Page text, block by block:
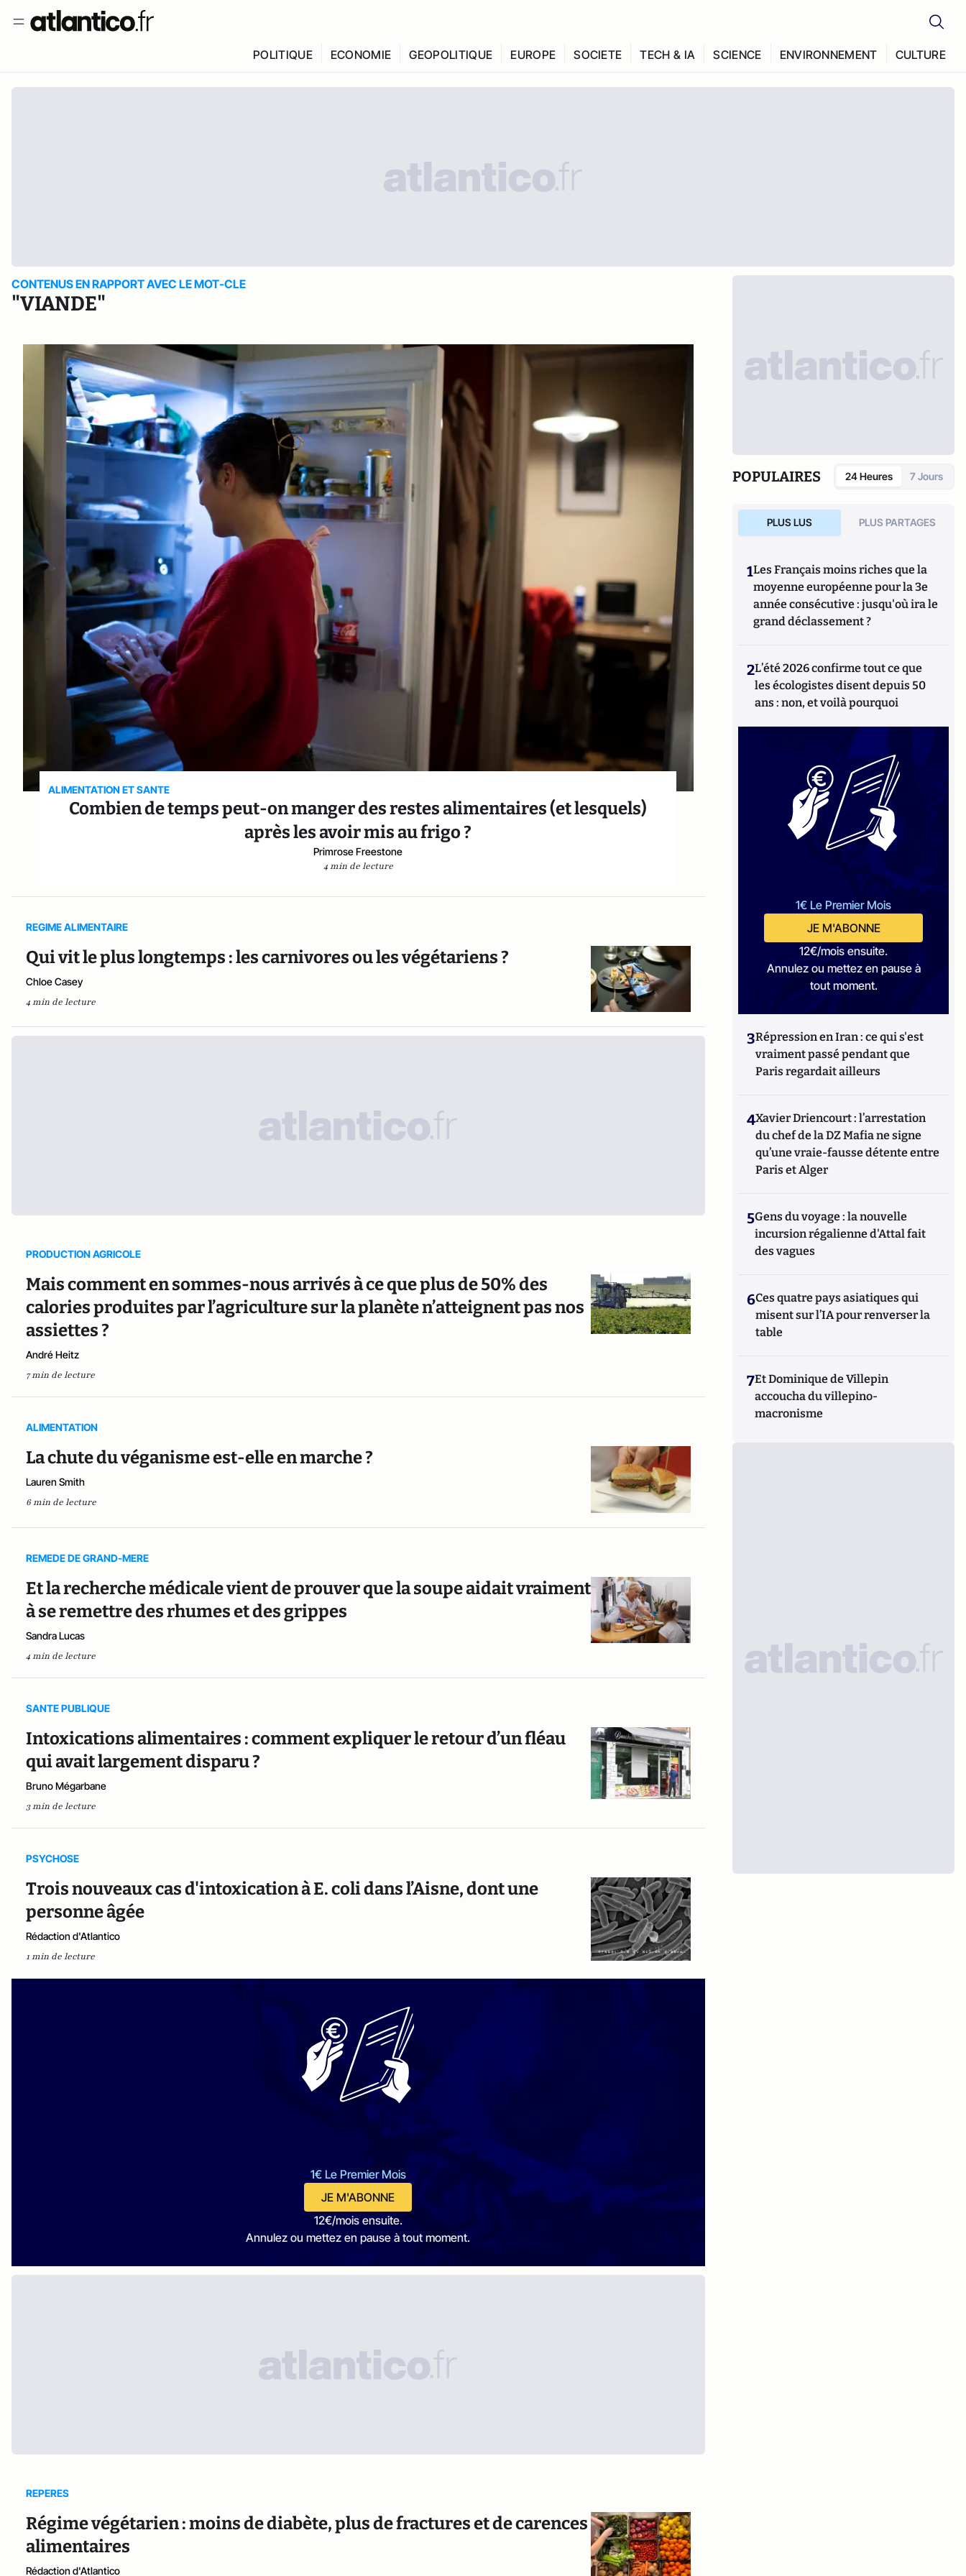
POLITIQUE ECONOMIE GEOPOLITIQUE EUROPE SOCIETE TECH & IA SCIENCE ENVIRONNEMENT CULTURE
CONTENUS EN RAPPORT AVEC LE MOT-CLE
"VIANDE"
ALIMENTATION ET SANTE
Combien de temps peut-on manger des restes alimentaires (et lesquels)
après les avoir mis au frigo ?
Primrose Freestone
4 min de lecture
REGIME ALIMENTAIRE
Qui vit le plus longtemps : les carnivores ou les végétariens ?
Chloe Casey
4 min de lecture
PRODUCTION AGRICOLE
Mais comment en sommes-nous arrivés à ce que plus de 50% des
calories produites par l’agriculture sur la planète n’atteignent pas nos
assiettes ?
André Heitz
7 min de lecture
ALIMENTATION
La chute du véganisme est-elle en marche ?
Lauren Smith
6 min de lecture
REMEDE DE GRAND-MERE
Et la recherche médicale vient de prouver que la soupe aidait vraiment
à se remettre des rhumes et des grippes
Sandra Lucas
4 min de lecture
SANTE PUBLIQUE
Intoxications alimentaires : comment expliquer le retour d’un fléau
qui avait largement disparu ?
Bruno Mégarbane
3 min de lecture
PSYCHOSE
Trois nouveaux cas d'intoxication à E. coli dans l’Aisne, dont une
personne âgée
Rédaction d'Atlantico
1 min de lecture
1€ Le Premier Mois
JE M'ABONNE
12€/mois ensuite.
Annulez ou mettez en pause à tout moment.
REPERES
Régime végétarien : moins de diabète, plus de fractures et de carences
alimentaires
Rédaction d'Atlantico
POPULAIRES 24 Heures 7 Jours
PLUS LUS PLUS PARTAGES
1Les Français moins riches que la
moyenne européenne pour la 3e
année consécutive : jusqu'où ira le
grand déclassement ?
2L’été 2026 confirme tout ce que
les écologistes disent depuis 50
ans : non, et voilà pourquoi
1€ Le Premier Mois
JE M'ABONNE
12€/mois ensuite.
Annulez ou mettez en pause à
tout moment.
3Répression en Iran : ce qui s'est
vraiment passé pendant que
Paris regardait ailleurs
4Xavier Driencourt : l’arrestation
du chef de la DZ Mafia ne signe
qu’une vraie-fausse détente entre
Paris et Alger
5Gens du voyage : la nouvelle
incursion régalienne d'Attal fait
des vagues
6Ces quatre pays asiatiques qui
misent sur l’IA pour renverser la
table
7Et Dominique de Villepin
accoucha du villepino-
macronisme